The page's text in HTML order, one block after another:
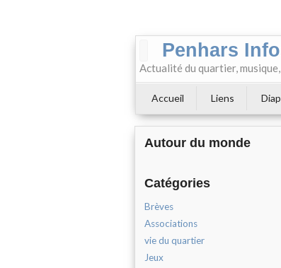
Penhars
Actualité du quartier,
Accueil Liens
Autour du monde
Catégories
Brèves
Associations
vie du quartier
Jeux